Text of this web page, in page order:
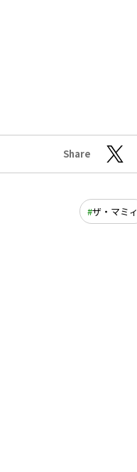
Share
ザ・マミィ